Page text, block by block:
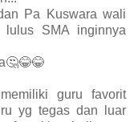
Pa Kuswara wali
lulus SMA inginnya
guru favorit
yg tegas dan luar